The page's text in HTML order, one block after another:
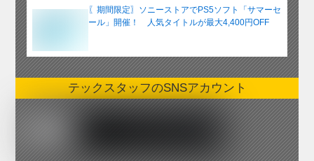
〖期間限定〗ソニーストアでPS5ソフト「サマーセ
ール」開催！ 人気タイトルが最大4,400円OFF
テックスタッフのSNSアカウント